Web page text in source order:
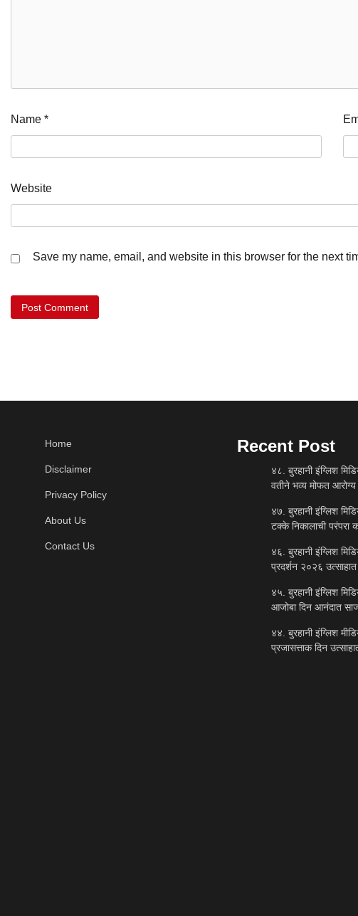
Name *
Website
Save my name, email, and website in this browser for the next
Home
Disclaimer
Privacy Policy
About Us
Contact Us
Recent Post
४८. बुरहानी इंग्लिश
वतीने भव्य मोफत
४७. बुरहानी इंग्लिश
टक्के निकालाची परंपरा
४६. बुरहानी इंग्लिश
प्रदर्शन २०२६
४५. बुरहानी इंग्लिश
आजोबा दिन आनंदात
४४. बुरहानी इंग्लिश
प्रजासत्ताक दिन